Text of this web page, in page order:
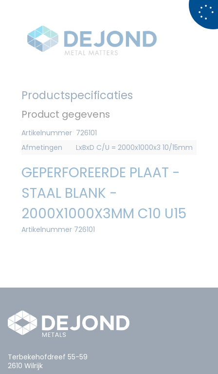
Productspecificaties
Product gegevens
Artikelnummer 726101
Afmetingen
LxBxD C/U = 2000x1000x3 10/15mm
GEPERFOREERDE PLAAT -
STAAL BLANK -
2000X1000X3MM C10 U15
Artikelnummer 726101
Terbekehofdreef 55-59
2610 Wilrijk